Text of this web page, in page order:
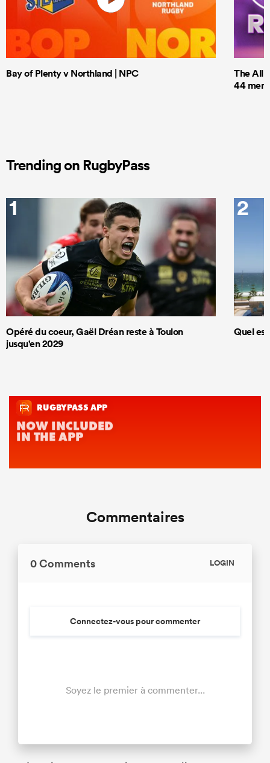
Bay of Plenty v Northland | NPC
The All
44 men
Trending on RugbyPass
1
Opéré du coeur, Gaël Dréan reste à Toulon
jusqu'en 2029
2
Quel
Commentaires
0 Comments LOGIN
Connectez-vous pour commenter
Soyez le premier à commenter...